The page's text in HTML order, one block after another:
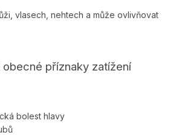
vlasech, nehtech a může ovlivňovat
příznaky zatížení
bolest hlavy